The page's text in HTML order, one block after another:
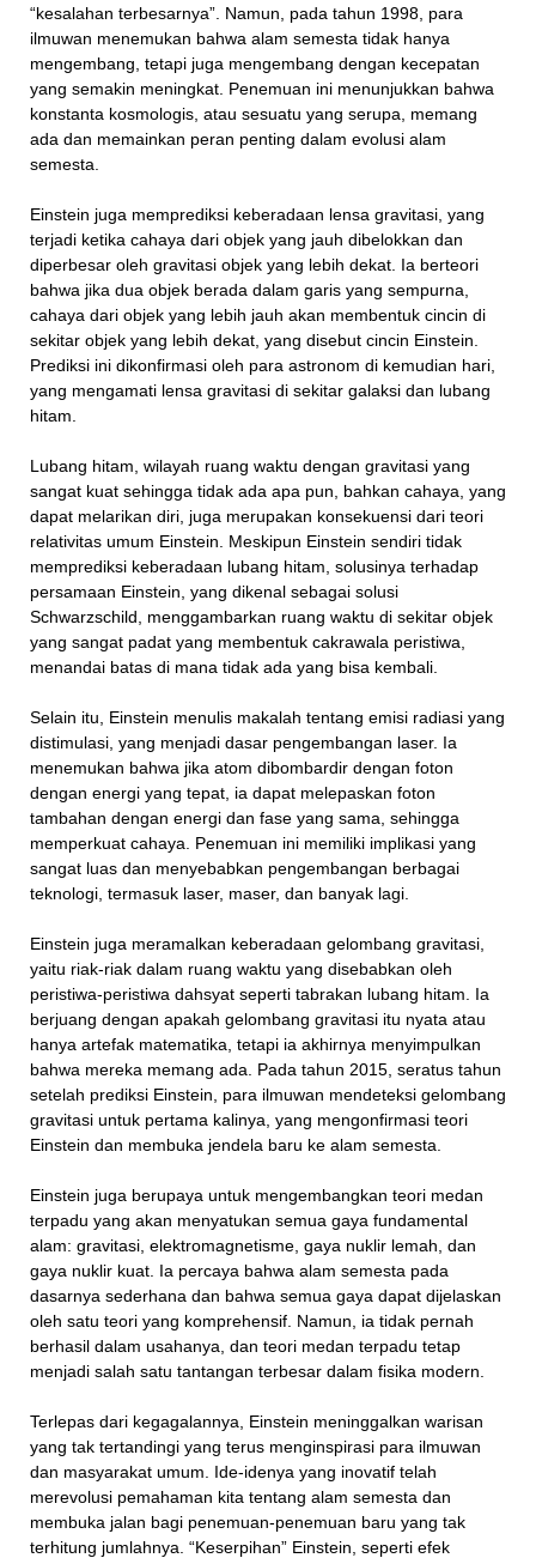
“kesalahan terbesarnya”. Namun, pada tahun 1998, para
ilmuwan menemukan bahwa alam semesta tidak hanya
mengembang, tetapi juga mengembang dengan kecepatan
yang semakin meningkat. Penemuan ini menunjukkan bahwa
konstanta kosmologis, atau sesuatu yang serupa, memang
ada dan memainkan peran penting dalam evolusi alam
semesta.
Einstein juga memprediksi keberadaan lensa gravitasi, yang
terjadi ketika cahaya dari objek yang jauh dibelokkan dan
diperbesar oleh gravitasi objek yang lebih dekat. Ia berteori
bahwa jika dua objek berada dalam garis yang sempurna,
cahaya dari objek yang lebih jauh akan membentuk cincin di
sekitar objek yang lebih dekat, yang disebut cincin Einstein.
Prediksi ini dikonfirmasi oleh para astronom di kemudian hari,
yang mengamati lensa gravitasi di sekitar galaksi dan lubang
hitam.
Lubang hitam, wilayah ruang waktu dengan gravitasi yang
sangat kuat sehingga tidak ada apa pun, bahkan cahaya, yang
dapat melarikan diri, juga merupakan konsekuensi dari teori
relativitas umum Einstein. Meskipun Einstein sendiri tidak
memprediksi keberadaan lubang hitam, solusinya terhadap
persamaan Einstein, yang dikenal sebagai solusi
Schwarzschild, menggambarkan ruang waktu di sekitar objek
yang sangat padat yang membentuk cakrawala peristiwa,
menandai batas di mana tidak ada yang bisa kembali.
Selain itu, Einstein menulis makalah tentang emisi radiasi yang
distimulasi, yang menjadi dasar pengembangan laser. Ia
menemukan bahwa jika atom dibombardir dengan foton
dengan energi yang tepat, ia dapat melepaskan foton
tambahan dengan energi dan fase yang sama, sehingga
memperkuat cahaya. Penemuan ini memiliki implikasi yang
sangat luas dan menyebabkan pengembangan berbagai
teknologi, termasuk laser, maser, dan banyak lagi.
Einstein juga meramalkan keberadaan gelombang gravitasi,
yaitu riak-riak dalam ruang waktu yang disebabkan oleh
peristiwa-peristiwa dahsyat seperti tabrakan lubang hitam. Ia
berjuang dengan apakah gelombang gravitasi itu nyata atau
hanya artefak matematika, tetapi ia akhirnya menyimpulkan
bahwa mereka memang ada. Pada tahun 2015, seratus tahun
setelah prediksi Einstein, para ilmuwan mendeteksi gelombang
gravitasi untuk pertama kalinya, yang mengonfirmasi teori
Einstein dan membuka jendela baru ke alam semesta.
Einstein juga berupaya untuk mengembangkan teori medan
terpadu yang akan menyatukan semua gaya fundamental
alam: gravitasi, elektromagnetisme, gaya nuklir lemah, dan
gaya nuklir kuat. Ia percaya bahwa alam semesta pada
dasarnya sederhana dan bahwa semua gaya dapat dijelaskan
oleh satu teori yang komprehensif. Namun, ia tidak pernah
berhasil dalam usahanya, dan teori medan terpadu tetap
menjadi salah satu tantangan terbesar dalam fisika modern.
Terlepas dari kegagalannya, Einstein meninggalkan warisan
yang tak tertandingi yang terus menginspirasi para ilmuwan
dan masyarakat umum. Ide-idenya yang inovatif telah
merevolusi pemahaman kita tentang alam semesta dan
membuka jalan bagi penemuan-penemuan baru yang tak
terhitung jumlahnya. “Keserpihan” Einstein, seperti efek